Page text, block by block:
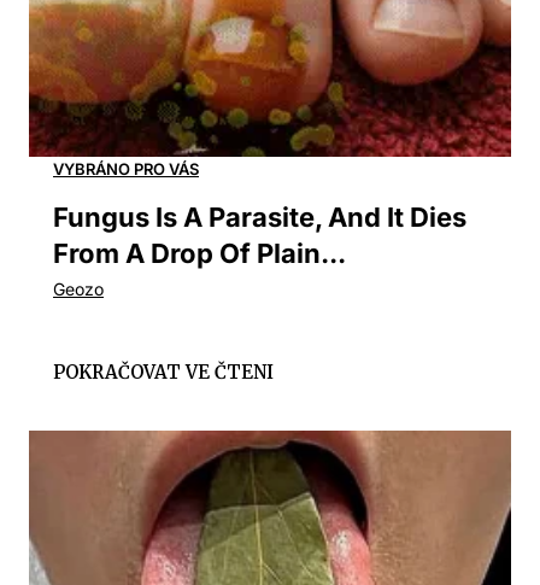
Fungus Is A Parasite, And It Dies
From A Drop Of Plain...